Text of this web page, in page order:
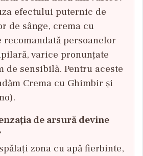
efectului puternic de
de sânge, crema cu
recomandată persoanelor
varice pronunțate
de sensibilă. Pentru aceste
Crema cu Ghimbir și
.
de arsură devine
zona cu apă fierbinte,